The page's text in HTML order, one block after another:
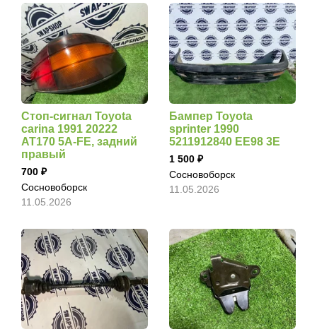
Стоп-сигнал Toyota
carina 1991 20222
AT170 5A-FE, задний
правый
700
Сосновоборск
11.05.2026
Бампер Toyota
sprinter 1990
5211912840 EE98 3E
1 500
Сосновоборск
11.05.2026